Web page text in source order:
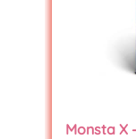
Monsta X